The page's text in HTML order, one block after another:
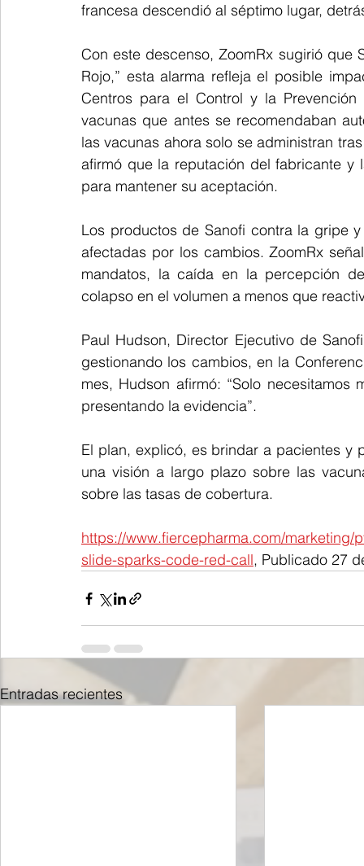
francesa descendió al séptimo lugar,
Con este descenso, ZoomRx sugirió que
Rojo,” esta alarma refleja el posible
Centros para el Control y la
vacunas que antes se recomendaban
las vacunas ahora solo se administran
afirmó que la reputación del fabricante y
para mantener su aceptación.
Los productos de Sanofi contra la gripe
afectadas por los cambios. ZoomRx
mandatos, la caída en la percepción
colapso en el volumen a menos que
Paul Hudson, Director Ejecutivo de
gestionando los cambios, en la
mes, Hudson afirmó: “Solo necesitamos
presentando la evidencia”.
El plan, explicó, es brindar a pacientes y
una visión a largo plazo sobre las
sobre las tasas de cobertura.
https://www.fiercepharma.com/
slide-sparks-code-red-call, Publicado 27
Entradas recientes